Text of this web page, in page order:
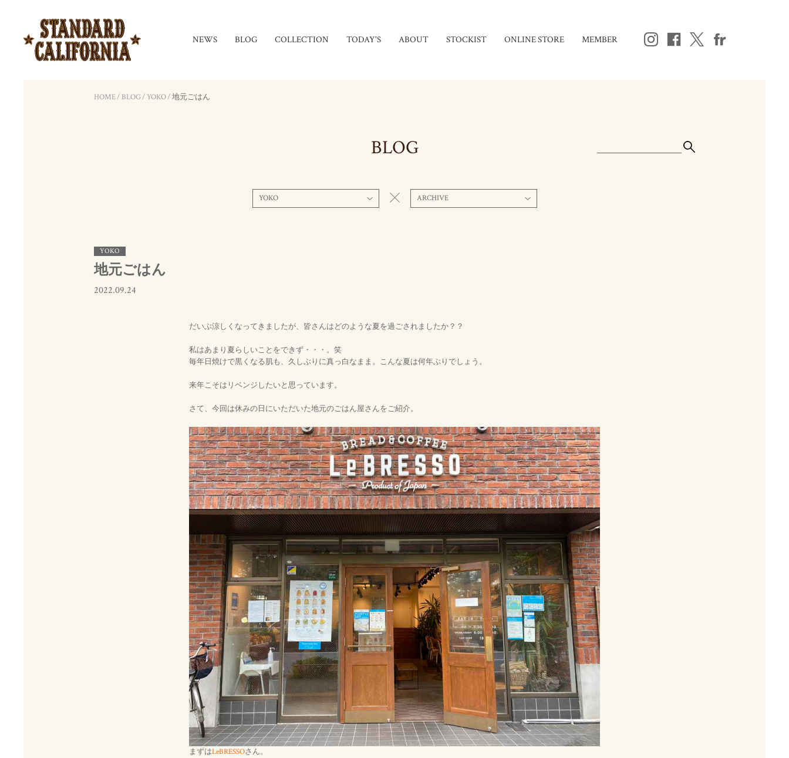
NEWS BLOG COLLECTION TODAY'S ABOUT STOCKIST ONLINE STORE MEMBER
HOME/ BLOG/YOKO/地元ごはん
BLOG
YOKO ARCHIVE
YOKO
地元ごはん
2022.09.24
だいぶ涼しくなってきましたが、皆さんはどのような夏を過ごされましたか？？
私はあまり夏らしいことをできず・・・。笑
毎年日焼けで黒くなる肌も、久しぶりに真っ白なまま。こんな夏は何年ぶりでしょう。
来年こそはリベンジしたいと思っています。
さて、今回は休みの日にいただいた地元のごはん屋さんをご紹介。
まずはLeBRESSOさん。